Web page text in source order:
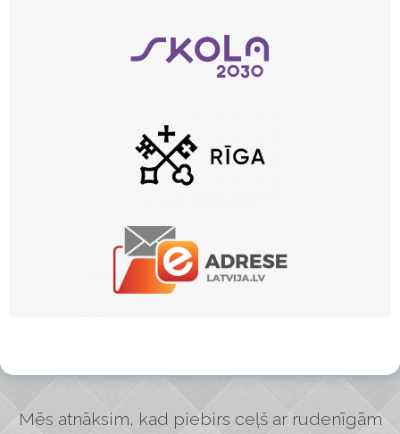
Mēs atnāksim, kad piebirs ceļš ar rudenīgām